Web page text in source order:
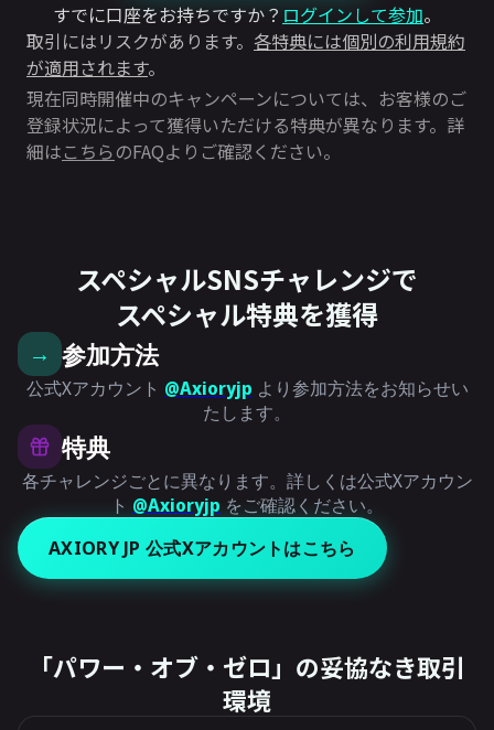
すでに口座をお持ちですか？ ログインして参加。
取引にはリスクがあります。 各特典には個別の利用規約
が適用されます。
現在同時開催中のキャンペーンについては、お客様のご
登録状況によって獲得いただける特典が異なります。詳
細はこちらのFAQよりご確認ください。
スペシャルSNSチャレンジで
スペシャル特典を獲得
→ 参加方法
公式Xアカウント @Axioryjp より参加方法をお知らせい
たします。
特典
各チャレンジごとに異なります。詳しくは公式Xアカウン
ト @Axioryjp をご確認ください。
AXIORY JP 公式Xアカウントはこちら
「パワー・オブ・ゼロ」の妥協なき取引
環境